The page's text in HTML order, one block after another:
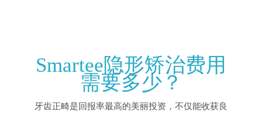
Smartee隐形矫治费用
需要多少？
牙齿正畸是回报率最高的美丽投资，不仅能收获良